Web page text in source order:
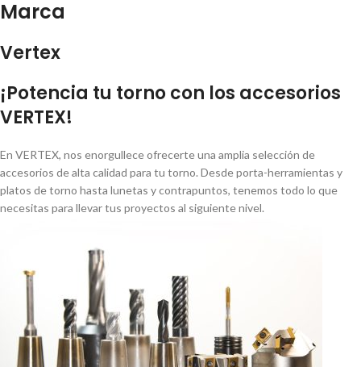
Marca
Vertex
¡Potencia tu torno con los accesorios
VERTEX!
En VERTEX, nos enorgullece ofrecerte una amplia selección de
accesorios de alta calidad para tu torno. Desde porta-herramientas y
platos de torno hasta lunetas y contrapuntos, tenemos todo lo que
necesitas para llevar tus proyectos al siguiente nivel.